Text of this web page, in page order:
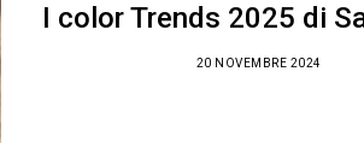
I color Trends 2025 di
20 NOVEMBRE 2024